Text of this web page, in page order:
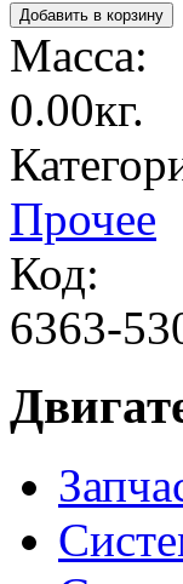
Масса:
0.00кг.
Прочее
Код:
6363-